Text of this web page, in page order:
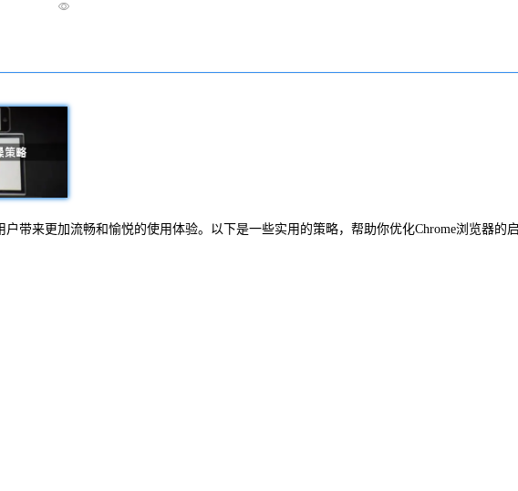
带来更加流畅和愉悦的使用体验。以下是一些实用的策略，帮助你优化Chrome浏览器的